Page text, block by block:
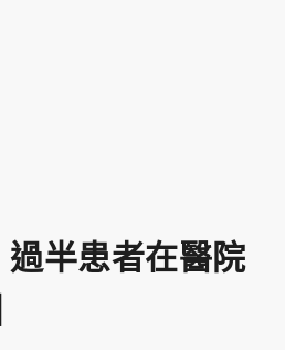
過半患者在醫院